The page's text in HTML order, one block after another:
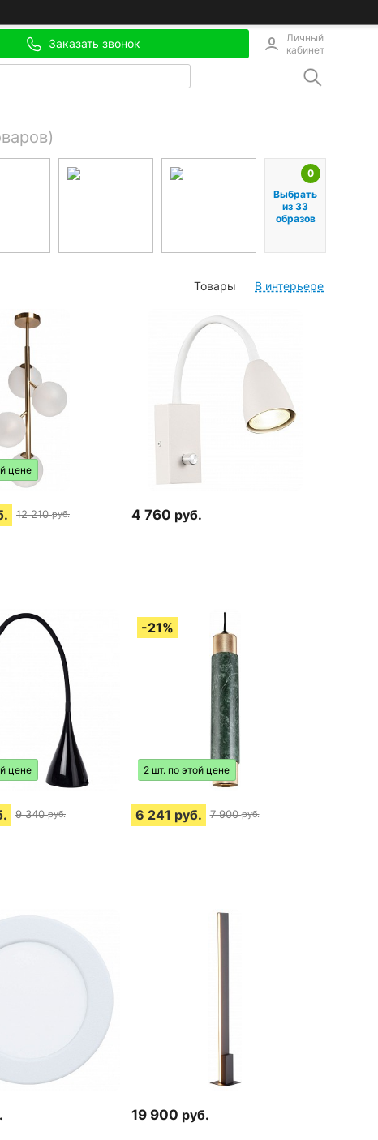
Заказать звонок
Личный
кабинет
0
Выбрать
из 33
образов
Товары В интерьере
цене
12 210 руб. 4 760 руб.
цене
9 340 руб.
2 шт. по этой цене
6 241 руб. 7 900 руб.
19 900 руб.